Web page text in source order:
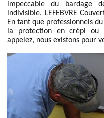
impeccable du bardage
indivisible. LEFEBVRE
En tant que professionnels
la protection en crépi ou
appelez, nous existons pour